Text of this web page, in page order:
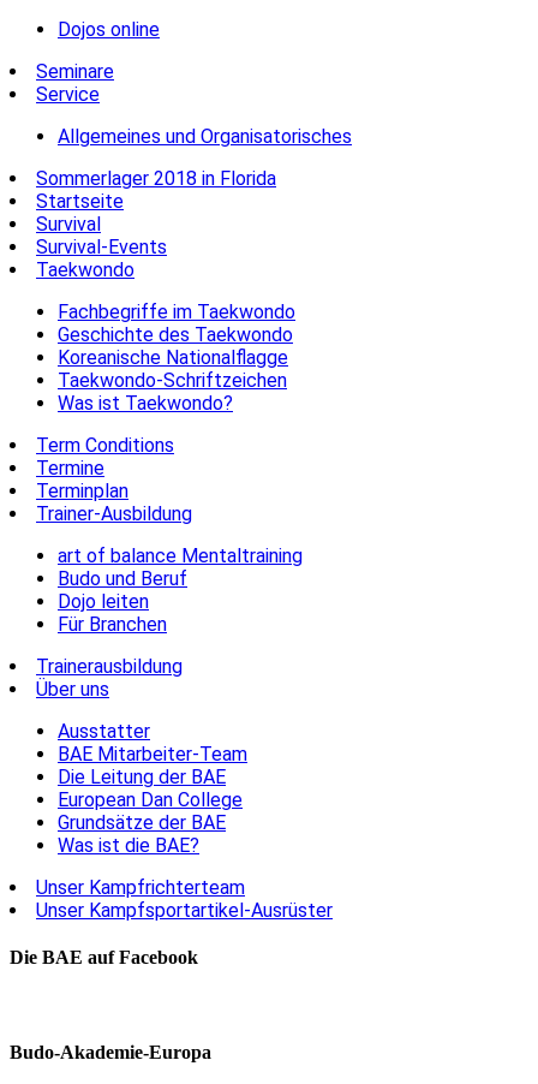
Dojos online
Seminare
Service
Allgemeines und Organisatorisches
Sommerlager 2018 in Florida
Startseite
Survival
Survival-Events
Taekwondo
Fachbegriffe im Taekwondo
Geschichte des Taekwondo
Koreanische Nationalflagge
Taekwondo-Schriftzeichen
Was ist Taekwondo?
Term Conditions
Termine
Terminplan
Trainer-Ausbildung
art of balance Mentaltraining
Budo und Beruf
Dojo leiten
Für Branchen
Trainerausbildung
Über uns
Ausstatter
BAE Mitarbeiter-Team
Die Leitung der BAE
European Dan College
Grundsätze der BAE
Was ist die BAE?
Unser Kampfrichterteam
Unser Kampfsportartikel-Ausrüster
Die BAE auf Facebook
Budo-Akademie-Europa